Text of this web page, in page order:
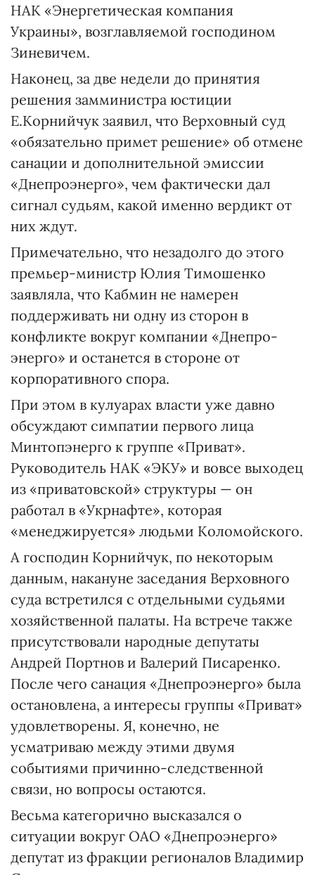
НАК «Энергети­ческая компания
Украины», возглавляемой господином
Зине­вичем.
Наконец, за две недели до принятия
решения зам­министра юстиции
Е.Корнийчук заявил, что Верховный суд
«обязательно примет решение» об отмене
санации и дополнительной эмиссии
«Днепроэнерго», чем фактически дал
сигнал судьям, какой именно вердикт от
них ждут.
Примечательно, что незадолго до этого
премьер-министр Юлия Тимошенко
заявляла, что Кабмин не намерен
поддерживать ни одну из сторон в
конфликте вокруг компании «Днепро­
энерго» и останется в стороне от
корпоративного спора.
При этом в кулуарах власти уже давно
обсуждают симпатии первого лица
Минтопэнерго к группе «Приват».
Руководитель НАК «ЭКУ» и вовсе выходец
из «приватовской» структуры — он
работал в «Укрнафте», которая
«менеджируется» людьми Коломойского.
А господин Корнийчук, по некоторым
данным, накануне заседания Верховного
суда встретился с отдельными судьями
хозяйственной палаты. На встрече также
присутствовали народные депутаты
Андрей Портнов и Валерий Писаренко.
После чего санация «Днепроэнерго» была
остановлена, а интересы группы «Приват»
удовлетворены. Я, конечно, не
усматриваю между этими двумя
событиями причинно-следственной
связи, но вопросы остаются.
Весьма категорично высказался о
ситуации вокруг ОАО «Днеп­роэнерго»
депутат из фракции регио­налов Владимир